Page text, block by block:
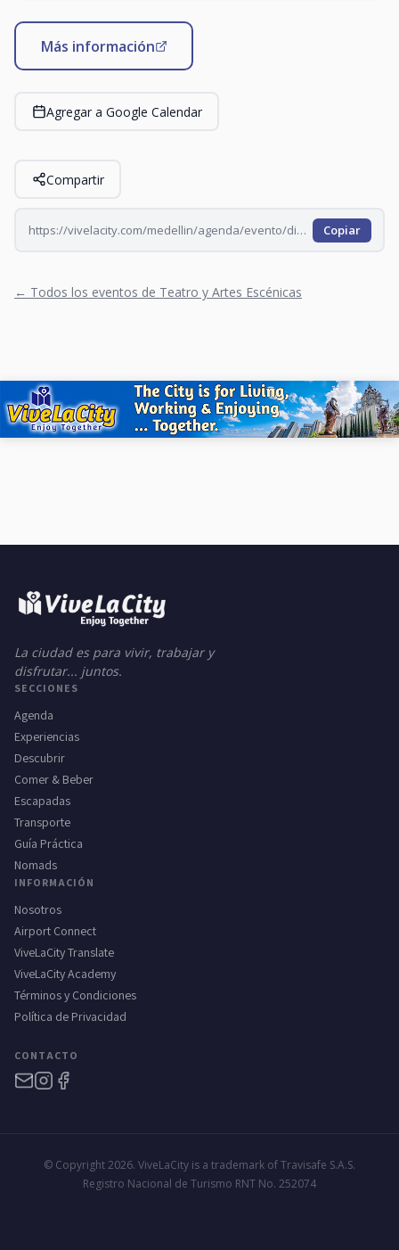
Más información
Agregar a Google Calendar
Compartir
https://vivelacity.com/medellin/agenda/evento/dioses-de-la-impro-2026-07-26 Copiar
← Todos los eventos de Teatro y Artes Escénicas
La ciudad es para vivir, trabajar y
disfrutar... juntos.
SECCIONES
Agenda
Experiencias
Descubrir
Comer & Beber
Escapadas
Transporte
Guía Práctica
Nomads
INFORMACIÓN
Nosotros
Airport Connect
ViveLaCity Translate
ViveLaCity Academy
Términos y Condiciones
Política de Privacidad
CONTACTO
© Copyright 2026. ViveLaCity is a trademark of Travisafe S.A.S.
Registro Nacional de Turismo RNT No. 252074